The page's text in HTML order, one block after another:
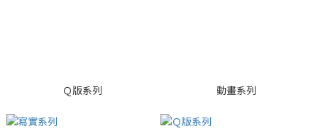
Ｑ版系列 動畫系列